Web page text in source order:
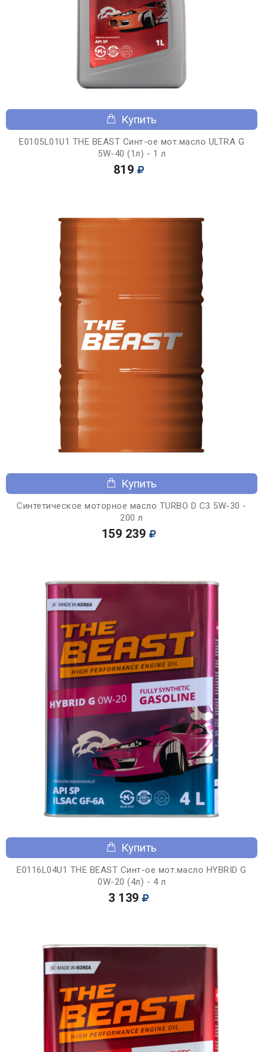
Купить
E0105L01U1 THE BEAST Синт-ое мот.масло ULTRA G
5W-40 (1л) - 1 л
819
Купить
Синтетическое моторное масло TURBO D C3 5W-30 -
200 л
159 239
Купить
E0116L04U1 THE BEAST Синт-ое мот.масло HYBRID G
0W-20 (4л) - 4 л
3 139